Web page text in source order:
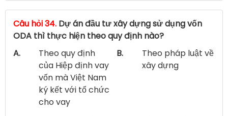
Câu hỏi 34. Dự án đầu tư xây dựng sử dụng vốn
ODA thì thực hiện theo quy định nào?
A.
Theo quy định
của Hiệp định vay
vốn mà Việt Nam
ký kết với tổ chức
cho vay
B.
Theo pháp luật về
xây dựng